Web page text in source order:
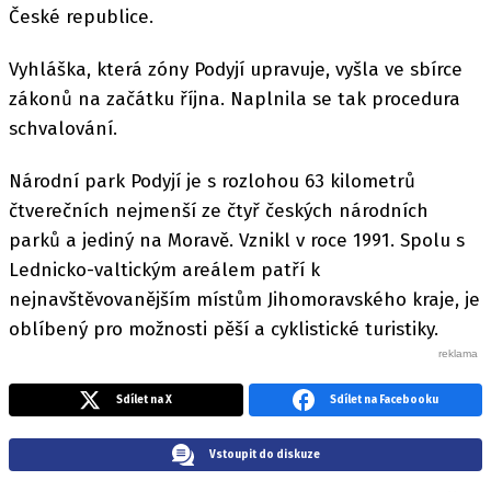
České republice.
Vyhláška, která zóny Podyjí upravuje, vyšla ve sbírce
zákonů na začátku října. Naplnila se tak procedura
schvalování.
Národní park Podyjí je s rozlohou 63 kilometrů
čtverečních nejmenší ze čtyř českých národních
parků a jediný na Moravě. Vznikl v roce 1991. Spolu s
Lednicko-valtickým areálem patří k
nejnavštěvovanějším místům Jihomoravského kraje, je
oblíbený pro možnosti pěší a cyklistické turistiky.
Sdílet na X Sdílet na Facebooku
Vstoupit do diskuze